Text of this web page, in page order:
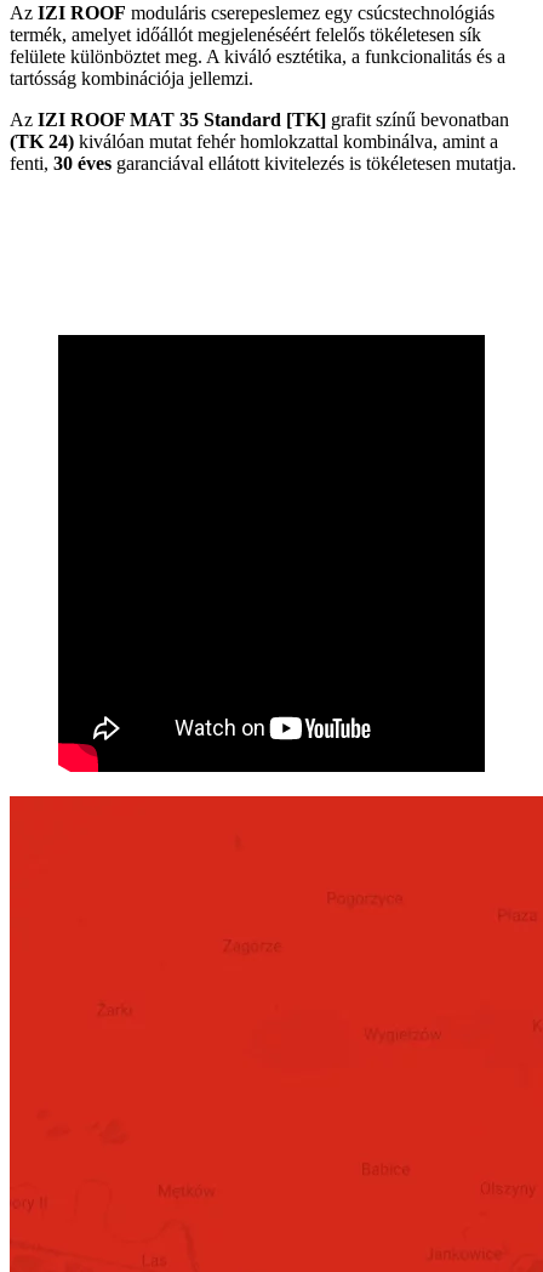
Az IZI ROOF moduláris cserepeslemez egy csúcstechnológiás
termék, amelyet időállót megjelenéséért felelős tökéletesen sík
felülete különböztet meg. A kiváló esztétika, a funkcionalitás és a
tartósság kombinációja jellemzi.
Az IZI ROOF MAT 35 Standard [TK] grafit színű bevonatban
(TK 24) kiválóan mutat fehér homlokzattal kombinálva, amint a
fenti, 30 éves garanciával ellátott kivitelezés is tökéletesen mutatja.